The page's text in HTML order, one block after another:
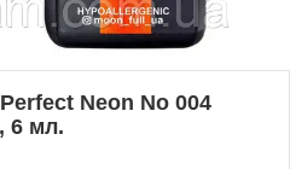
Neon No 004
6 мл.